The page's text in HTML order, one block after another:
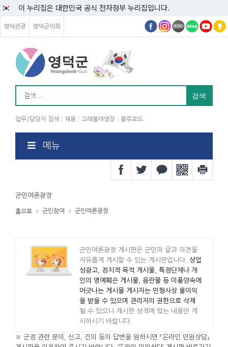
이 누리집은 대한민국 공식 전자정부 누리집입니다.
영덕관광 영덕군의회
업무/담당자 검색 채용 고래불야영장 블루로드
메뉴
군민여론광장
홈으로 군민참여 군민여론광장
군민여론광장 게시판은 군민의 글과 의견을
자유롭게 게시할 수 있는 게시판입니다. 상업
성광고, 정치적 목적 게시물, 특정단체나 개
인의 명예훼손 게시물, 음란물 등 미풍양속에
어긋나는 게시물 게시자는 민형사상 불이익
을 받을 수 있으며 관리자의 권한으로 삭제
될 수 있으니 게시판 성격에 맞는 내용만 게
시하시기 바랍니다.
※ 군정 관련 문의, 신고, 건의 등의 답변을 원하시면 『온라인 민원상담』